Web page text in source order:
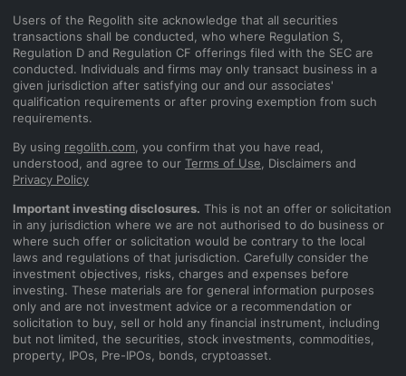
Users of the Regolith site acknowledge that all securities
transactions shall be conducted, who where Regulation S,
Regulation D and Regulation CF offerings filed with the SEC are
conducted. Individuals and firms may only transact business in a
given jurisdiction after satisfying our and our associates'
qualification requirements or after proving exemption from such
requirements.
By using regolith.com, you confirm that you have read,
understood, and agree to our Terms of Use, Disclaimers and
Privacy Policy
Important investing disclosures. This is not an offer or solicitation
in any jurisdiction where we are not authorised to do business or
where such offer or solicitation would be contrary to the local
laws and regulations of that jurisdiction. Carefully consider the
investment objectives, risks, charges and expenses before
investing. These materials are for general information purposes
only and are not investment advice or a recommendation or
solicitation to buy, sell or hold any financial instrument, including
but not limited, the securities, stock investments, commodities,
property, IPOs, Pre-IPOs, bonds, cryptoasset.